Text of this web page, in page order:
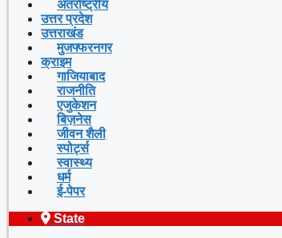
अंतर्राष्ट्रीय
उत्तर प्रदेश
उत्तराखंड
मुजफ्फरनगर
क्राइम
गाजियाबाद
राजनीति
एजुकेशन
बिज़नेस
जीवन शैली
स्पोर्ट्स
स्वास्थ्य
धर्म
ई-पेपर
State